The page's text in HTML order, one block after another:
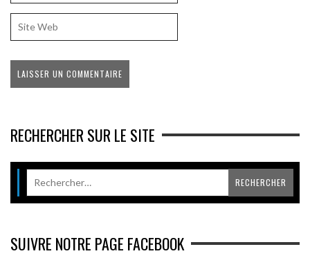
RECHERCHER SUR LE SITE
SUIVRE NOTRE PAGE FACEBOOK